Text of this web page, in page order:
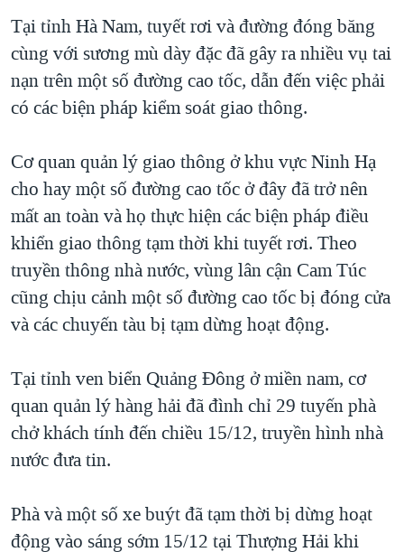
Tại tỉnh Hà Nam, tuyết rơi và đường đóng băng
cùng với sương mù dày đặc đã gây ra nhiều vụ tai
nạn trên một số đường cao tốc, dẫn đến việc phải
có các biện pháp kiểm soát giao thông.
Cơ quan quản lý giao thông ở khu vực Ninh Hạ
cho hay một số đường cao tốc ở đây đã trở nên
mất an toàn và họ thực hiện các biện pháp điều
khiển giao thông tạm thời khi tuyết rơi. Theo
truyền thông nhà nước, vùng lân cận Cam Túc
cũng chịu cảnh một số đường cao tốc bị đóng cửa
và các chuyến tàu bị tạm dừng hoạt động.
Tại tỉnh ven biển Quảng Đông ở miền nam, cơ
quan quản lý hàng hải đã đình chỉ 29 tuyến phà
chở khách tính đến chiều 15/12, truyền hình nhà
nước đưa tin.
Phà và một số xe buýt đã tạm thời bị dừng hoạt
động vào sáng sớm 15/12 tại Thượng Hải khi